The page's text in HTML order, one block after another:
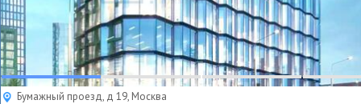
Бумажный проезд, д 19, Москва